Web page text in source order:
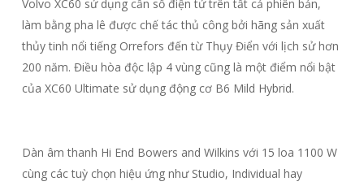
Volvo XC60 sử dụng cần số điện tử trên tất cả phiên bản,
làm bằng pha lê được chế tác thủ công bởi hãng sản xuất
thủy tinh nổi tiếng Orrefors đến từ Thụy Điển với lịch sử hơn
200 năm. Điều hòa độc lập 4 vùng cũng là một điểm nổi bật
của XC60 Ultimate sử dụng động cơ B6 Mild Hybrid.
Dàn âm thanh Hi End Bowers and Wilkins với 15 loa 1100 W
cùng các tuỳ chọn hiệu ứng như Studio, Individual hay